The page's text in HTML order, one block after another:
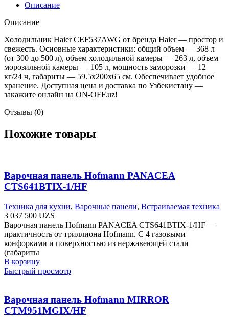
Описание
Описание
Холодильник Haier CEF537AWG от бренда Haier — простор и
свежесть. Основные характеристики: общий объем — 368 л
(от 300 до 500 л), объем холодильной камеры — 263 л, объем
морозильной камеры — 105 л, мощность заморозки — 12
кг/24 ч, габариты — 59.5x200x65 см. Обеспечивает удобное
хранение. Доступная цена и доставка по Узбекистану —
закажите онлайн на ON-OFF.uz!
Отзывы (0)
Похожие товары
Варочная панель Hofmann PANACEA
CTS641BTIX-1/HF
Техника для кухни, Варочные панели, Встраиваемая техника
3 037 500 UZS
Варочная панель Hofmann PANACEA CTS641BTIX-1/HF —
практичность от триллиона Hofmann. С 4 газовыми
конфорками и поверхностью из нержавеющей стали
(габариты
В корзину
Быстрый просмотр
Варочная панель Hofmann MIRROR
CTM951MGIX/HF